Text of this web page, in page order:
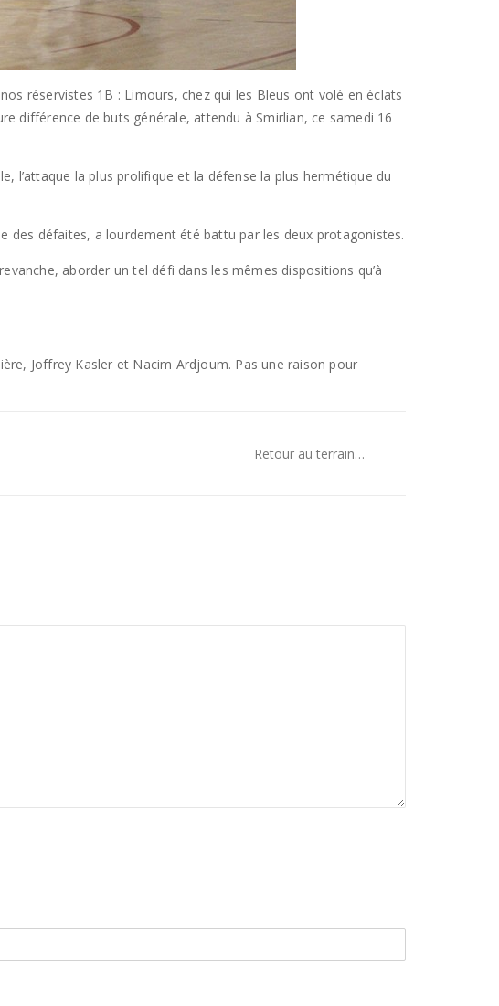
réservistes 1B : Limours, chez qui les Bleus ont volé en éclats
différence de buts générale, attendu à Smirlian, ce samedi 16
l’attaque la plus prolifique et la défense la plus hermétique du
des défaites, a lourdement été battu par les deux protagonistes.
aborder un tel défi dans les mêmes dispositions qu’à
Joffrey Kasler et Nacim Ardjoum. Pas une raison pour
Retour au terrain…